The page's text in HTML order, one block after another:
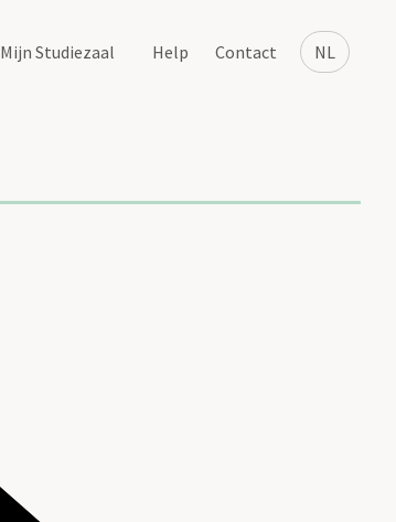
NL
Mijn Studiezaal Help Contact